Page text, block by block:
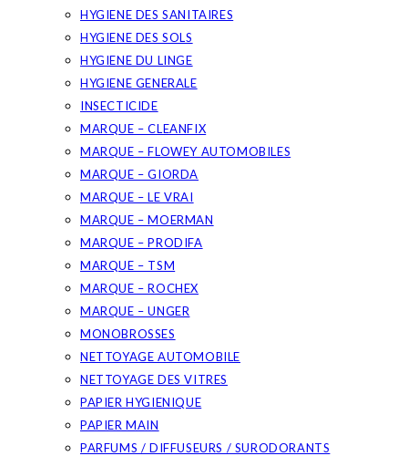
HYGIENE DES SANITAIRES
HYGIENE DES SOLS
HYGIENE DU LINGE
HYGIENE GENERALE
INSECTICIDE
MARQUE – CLEANFIX
MARQUE – FLOWEY AUTOMOBILES
MARQUE – GIORDA
MARQUE – LE VRAI
MARQUE – MOERMAN
MARQUE – PRODIFA
MARQUE – TSM
MARQUE – ROCHEX
MARQUE – UNGER
MONOBROSSES
NETTOYAGE AUTOMOBILE
NETTOYAGE DES VITRES
PAPIER HYGIENIQUE
PAPIER MAIN
PARFUMS / DIFFUSEURS / SURODORANTS